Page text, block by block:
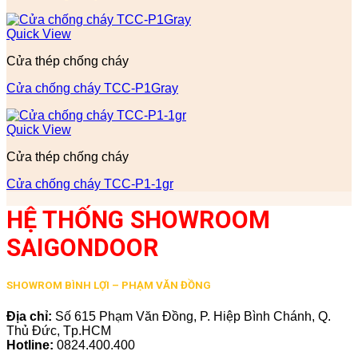
Quick View
Cửa thép chống cháy
Cửa chống cháy TCC-P1Gray
Quick View
Cửa thép chống cháy
Cửa chống cháy TCC-P1-1gr
HỆ THỐNG SHOWROOM
SAIGONDOOR
SHOWROM BÌNH LỢI – PHẠM VĂN ĐỒNG
Địa chỉ: Số 615 Phạm Văn Đồng, P. Hiệp Bình Chánh, Q.
Thủ Đức, Tp.HCM
Hotline: 0824.400.400